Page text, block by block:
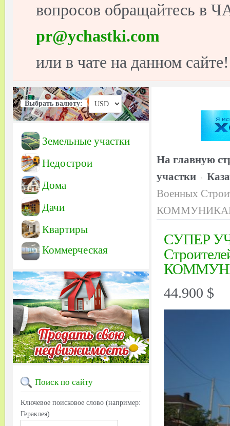
вопросов обращайтесь в
pr@ychastki.com
или в чате на данном сайте!
Выбрать валюту:
Земельные участки
Недострои
Дома
Дачи
Квартиры
Коммерческая
Поискпо сайту
Ключевое поисковое слово (например:
Гераклея)
На главную
участки
Военных
СУПЕР
44.900 $